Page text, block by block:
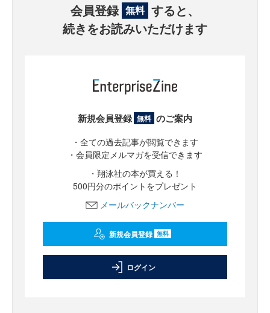
会員登録 無料 すると、
続きをお読みいただけます
新規会員登録 無料 のご案内
・全ての過去記事が閲覧できます
・会員限定メルマガを受信できます
・翔泳社の本が買える！
500円分のポイントをプレゼント
メールバックナンバー
新規会員登録 無料
ログイン